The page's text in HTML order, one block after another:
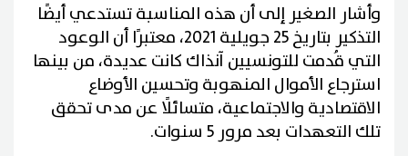
وأشار الصغير إلى أن هذه المناسبة تستدعي أيضًا
التذكير بتاريخ 25 جويلية 2021، معتبرًا أن الوعود
التي قُدمت للتونسيين آنذاك كانت عديدة، من بينها
استرجاع الأموال المنهوبة وتحسين الأوضاع
الاقتصادية والاجتماعية، متسائلًا عن مدى تحقق
تلك التعهدات بعد مرور 5 سنوات.